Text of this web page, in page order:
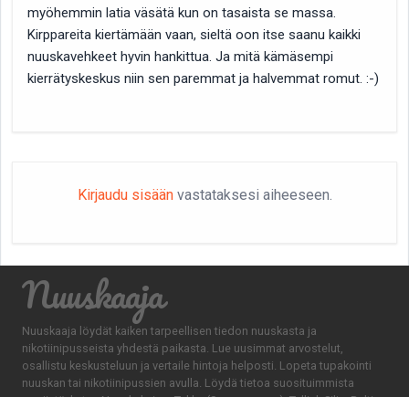
myöhemmin latia väsätä kun on tasaista se massa.
Kirppareita kiertämään vaan, sieltä oon itse saanu kaikki
nuuskavehkeet hyvin hankittua. Ja mitä kämäsempi
kierrätyskeskus niin sen paremmat ja halvemmat romut. :-)
Kirjaudu sisäänvastataksesi aiheeseen.
Nuuskaaja
Nuuskaaja löydät kaiken tarpeellisen tiedon nuuskasta ja
nikotiinipusseista yhdestä paikasta. Lue uusimmat arvostelut,
osallistu keskusteluun ja vertaile hintoja helposti. Lopeta tupakointi
nuuskan tai nikotiinipussien avulla. Löydä tietoa suosituimmista